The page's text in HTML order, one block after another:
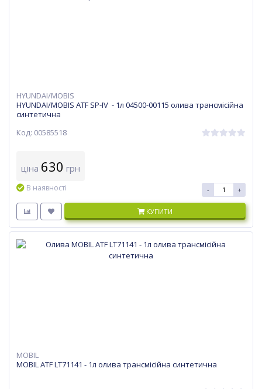
HYUNDAI/MOBIS
HYUNDAI/MOBIS ATF SP-IV - 1л 04500-00115 олива трансмісійна
синтетична
Код: 00585518
ціна 630 грн
В наявності - +
КУПИТИ
MOBIL
MOBIL ATF LT71141 - 1л олива трансмісійна синтетична